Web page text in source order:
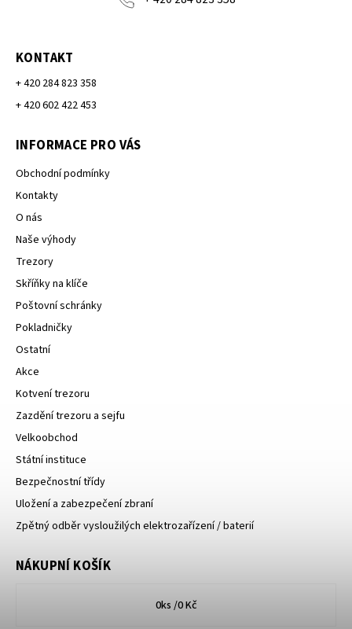
KONTAKT
+ 420 284 823 358
+ 420 602 422 453
INFORMACE PRO VÁS
Obchodní podmínky
Kontakty
O nás
Naše výhody
Trezory
Skříňky na klíče
Poštovní schránky
Pokladničky
Ostatní
Akce
Kotvení trezoru
Zazdění trezoru a sejfu
Velkoobchod
Státní instituce
Bezpečnostní třídy
Uložení a zabezpečení zbraní
Zpětný odběr vysloužilých elektrozařízení / baterií
NÁKUPNÍ KOŠÍK
0ks /0 Kč